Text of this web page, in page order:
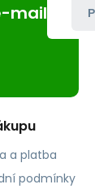
mail
a platba
podmínky